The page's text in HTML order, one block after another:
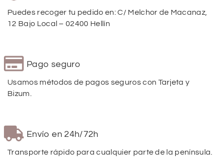
Puedes recoger tu pedido en: C/ Melchor de Macanaz,
12 Bajo Local – 02400 Hellín
Pago seguro
Usamos métodos de pagos seguros con Tarjeta y
Bizum.
Envío en 24h/72h
Transporte rápido para cualquier parte de la península.